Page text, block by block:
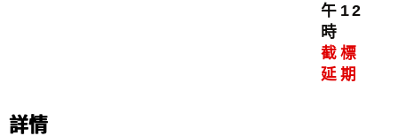
午12
時
截標
延期
詳情